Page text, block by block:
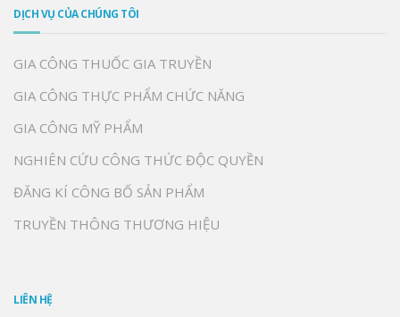
DỊCH VỤ CỦA CHÚNG TÔI
GIA CÔNG THUỐC GIA TRUYỀN
GIA CÔNG THỰC PHẨM CHỨC NĂNG
GIA CÔNG MỸ PHẨM
NGHIÊN CỨU CÔNG THỨC ĐỘC QUYỀN
ĐĂNG KÍ CÔNG BỐ SẢN PHẨM
TRUYỀN THÔNG THƯƠNG HIỆU
LIÊN HỆ